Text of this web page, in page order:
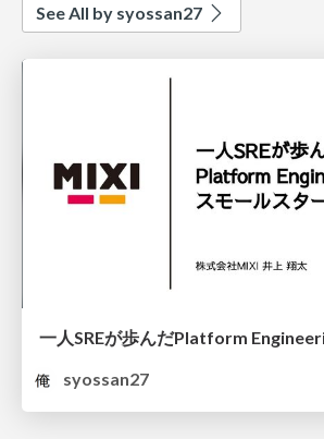
See All by syossan27
syossan27